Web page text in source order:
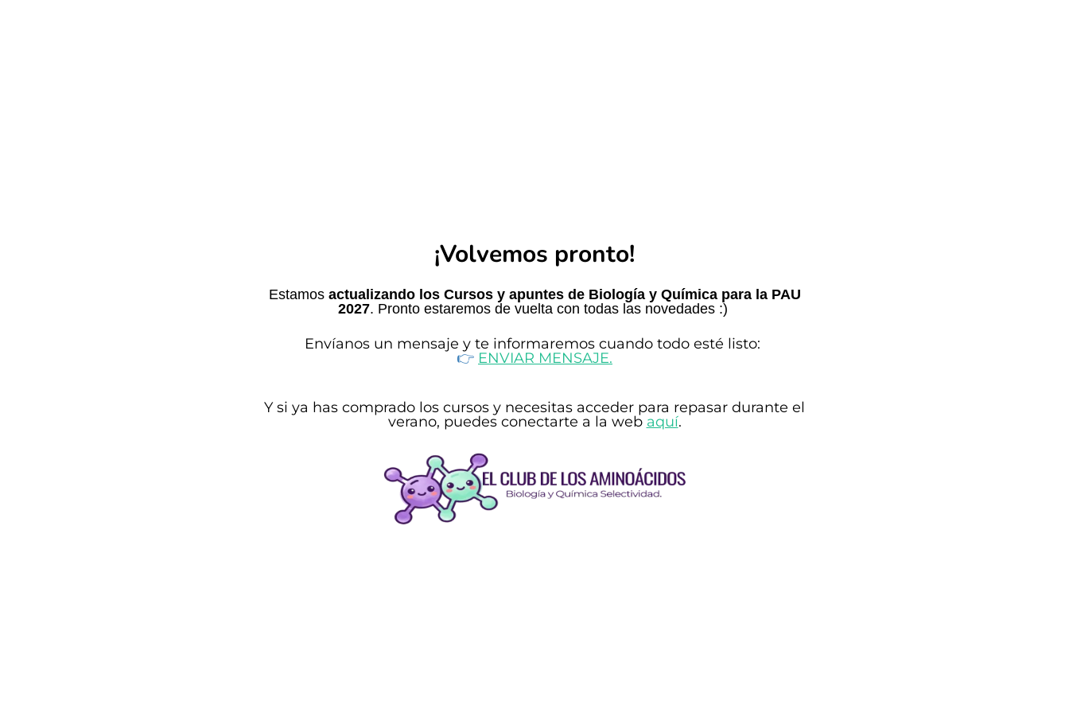
¡Volvemos pronto!
Estamos actualizando los Cursos y apuntes de Biología y Química para la PAU
2027. Pronto estaremos de vuelta con todas las novedades :)
Envíanos un mensaje y te informaremos cuando todo esté listo:
👉​ ENVIAR MENSAJE.
Y si ya has comprado los cursos y necesitas acceder para repasar durante el
verano, puedes conectarte a la web aquí.